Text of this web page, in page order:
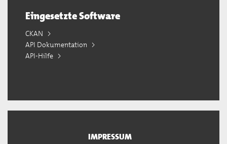
Eingesetzte Software
CKAN
API Dokumentation
API-Hilfe
IMPRESSUM